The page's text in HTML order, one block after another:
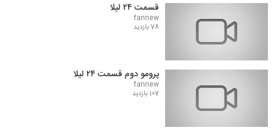
قسمت ۲۴ لیلا
fannew
78 بازدید
پرومو دوم قسمت ۲۴ لیلا
fannew
107 بازدید